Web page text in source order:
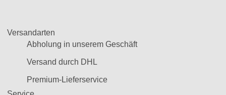
Versandarten
Abholung in unserem Geschäft
Versand durch DHL
Premium-Lieferservice